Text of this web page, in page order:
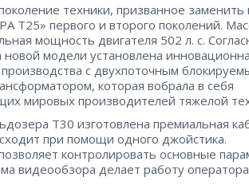
техники, призванное заменить
Т25» первого и второго поколений.
мощность двигателя 502 л. с.
модели установлена
производства с двухпоточным
которая вобрала в себя
мировых производителей тяжелой
Т30 изготовлена премиальная
при помощи одного джойстика.
контролировать основные
видеообзора делает работу